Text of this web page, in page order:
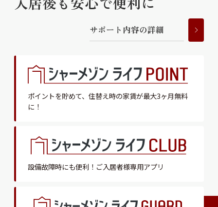
サポー ト 内容の詳細
ポイントを貯めて、 住替え時の家賃が最大3ヶ月無料
に！
設備故障時にも便利！ ご入居者様専用アプリ